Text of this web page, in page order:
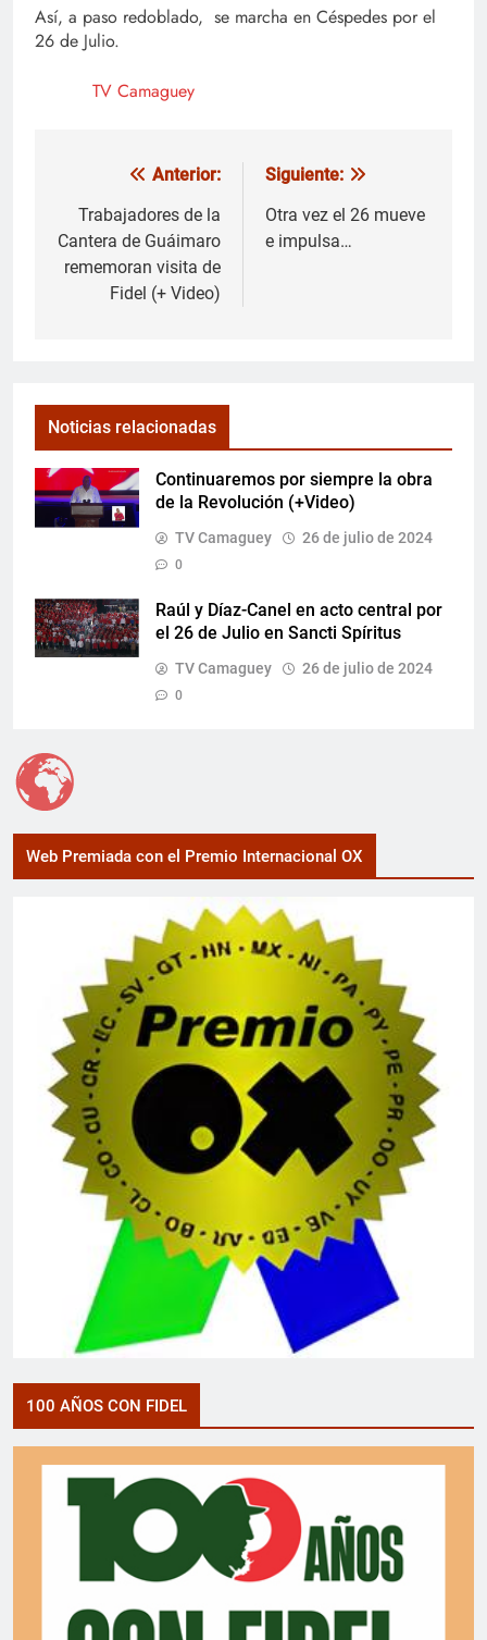
Así, a paso redoblado, se marcha en Céspedes por el
26 de Julio.
TV Camaguey
Navegación
de
entradas
Anterior:
Trabajadores de la
Cantera de Guáimaro
rememoran visita de
Fidel (+ Video)
Siguiente:
Otra vez el 26 mueve
e impulsa…
Noticias relacionadas
Continuaremos por siempre la obra
de la Revolución (+Video)
TV Camaguey 26 de julio de 2024
0
Raúl y Díaz-Canel en acto central por
el 26 de Julio en Sancti Spíritus
TV Camaguey 26 de julio de 2024
0
Web Premiada con el Premio Internacional OX
100 AÑOS CON FIDEL